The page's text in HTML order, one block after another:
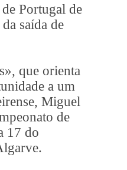
Portugal de
saída de
que orienta
a um
Miguel
de
17 do